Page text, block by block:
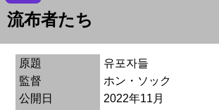
流布者たち
原題
유포자들
監督
ホン・ソック
公開日
2022年11月